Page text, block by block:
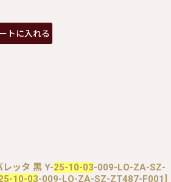
トに入れる
レッタ 黒 Y-25-10-03-009-LO-ZA-SZ-
10-03-009-LO-ZA-SZ-ZT487-F001 ]